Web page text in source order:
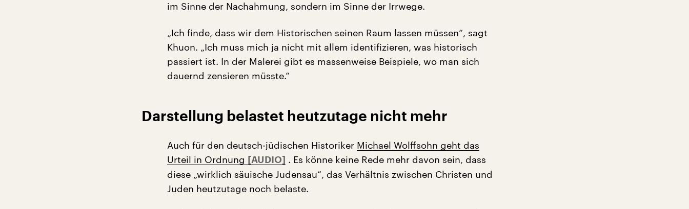
im Sinne der Nachahmung, sondern im Sinne der Irrwege.
„Ich finde, dass wir dem Historischen seinen Raum lassen müssen“, sagt
Khuon. „Ich muss mich ja nicht mit allem identifizieren, was historisch
passiert ist. In der Malerei gibt es massenweise Beispiele, wo man sich
dauernd zensieren müsste.“
Darstellung belastet heutzutage nicht mehr
Auch für den deutsch-jüdischen Historiker Michael Wolffsohn geht das
Urteil in Ordnung
. Es könne keine Rede mehr davon sein, dass
diese „wirklich säuische Judensau“, das Verhältnis zwischen Christen und
Juden heutzutage noch belaste.